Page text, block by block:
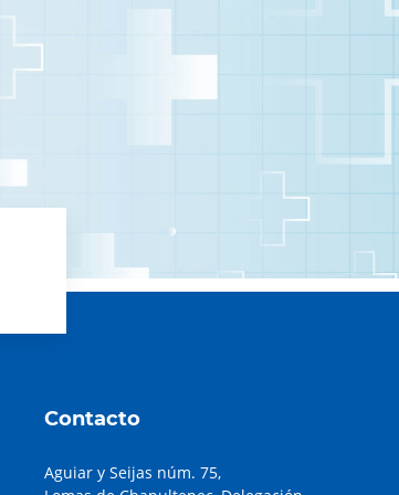
Contacto
Aguiar y Seijas núm. 75,